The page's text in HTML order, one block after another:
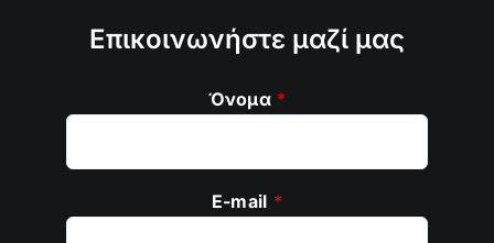
Επικοινωνήστε μαζί μας
Όνομα *
E-mail *